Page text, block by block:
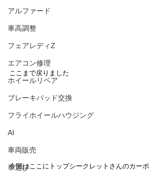
アルファード
車高調整
フェアレディZ
エアコン修理
ホイールリペア
ブレーキパッド交換
フライホイールハウジング
AI
車両販売
車選び
ここまで戻りました
今回はここにトップシークレットさんのカーボ